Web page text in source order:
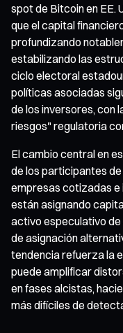
spot de Bitcoin en EE.
que el capital
profundizando
estabilizando las
ciclo electoral
políticas asociadas
de los inversores, con
riesgos" regulatoria
El cambio central en
de los participantes
empresas cotizadas e
están asignando
activo especulativo
de asignación
tendencia refuerza la
puede amplificar
en fases alcistas,
más difíciles de